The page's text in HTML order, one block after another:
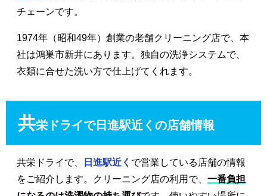
チェーンです。
1974年（昭和49年）創業の老舗クリーニング店で、本
社は鴻巣市新井にあります。独自の洗浄システムで、
衣類に合せた洗い方で仕上げてくれます。
共栄ドライで日進駅近くの店舗情報
共栄ドライで、 日進駅近く で営業している店舗の情報
をご紹介します。クリーニング店の利用で、 一番負担